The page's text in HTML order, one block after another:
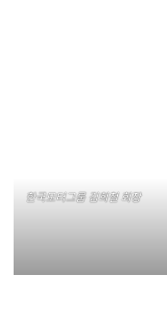
한국모터그룹 김희철 회장